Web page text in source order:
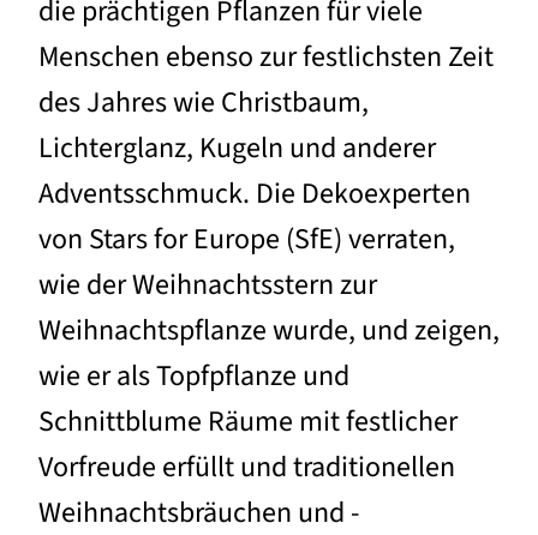
die prächtigen Pflanzen für viele
Menschen ebenso zur festlichsten Zeit
des Jahres wie Christbaum,
Lichterglanz, Kugeln und anderer
Adventsschmuck. Die Dekoexperten
von Stars for Europe (SfE) verraten,
wie der Weihnachtsstern zur
Weihnachtspflanze wurde, und zeigen,
wie er als Topfpflanze und
Schnittblume Räume mit festlicher
Vorfreude erfüllt und traditionellen
Weihnachtsbräuchen und -